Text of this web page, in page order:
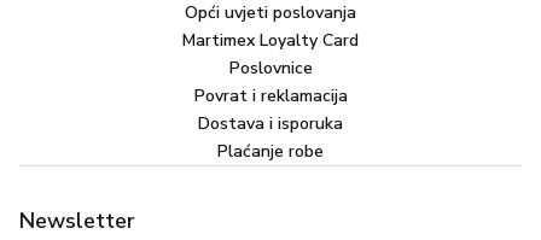
Opći uvjeti poslovanja
Martimex Loyalty Card
Poslovnice
Povrat i reklamacija
Dostava i isporuka
Plaćanje robe
Newsletter